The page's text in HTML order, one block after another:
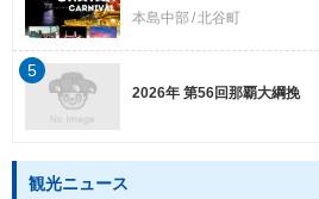
本島中部 北谷町
2026年 第56回那覇大綱挽
5
観光ニュース